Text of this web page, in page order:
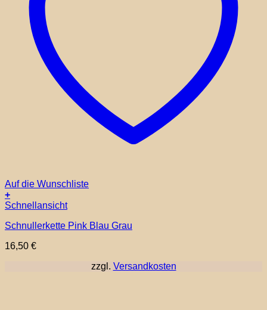
Auf die Wunschliste
+
Schnellansicht
Schnullerkette Pink Blau Grau
16,50 €
zzgl. Versandkosten